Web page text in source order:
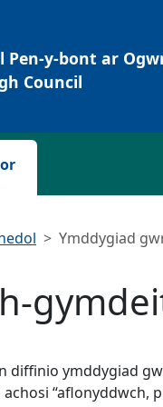
Pen-y-bont ar
Council
Ymddygiad
diffinio ymddygiad
“aflonyddwch,